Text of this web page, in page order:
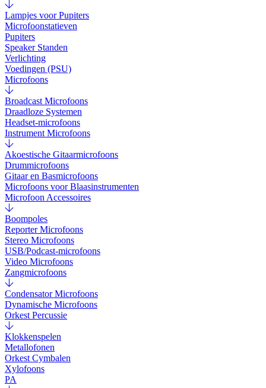
Lampjes voor Pupiters
Microfoonstatieven
Pupiters
Speaker Standen
Verlichting
Voedingen (PSU)
Microfoons
Broadcast Microfoons
Draadloze Systemen
Headset-microfoons
Instrument Microfoons
Akoestische Gitaarmicrofoons
Drummicrofoons
Gitaar en Basmicrofoons
Microfoons voor Blaasinstrumenten
Microfoon Accessoires
Boompoles
Reporter Microfoons
Stereo Microfoons
USB/Podcast-microfoons
Video Microfoons
Zangmicrofoons
Condensator Microfoons
Dynamische Microfoons
Orkest Percussie
Klokkenspelen
Metallofonen
Orkest Cymbalen
Xylofoons
PA